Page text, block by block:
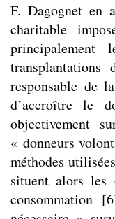
F. Dagognet en
charitable
principalement
transplantations
responsable de
d’accroître le
objectivement
« donneurs
méthodes
situent alors les
consommation [6